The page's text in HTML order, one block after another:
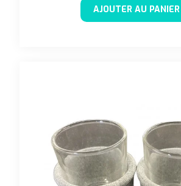
AJOUTER AU PANIER